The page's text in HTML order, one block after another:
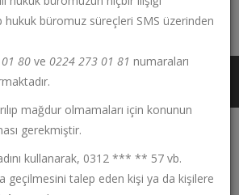
Korutürk Caddesi No:133 Kat: 1 Daire:6
büromuz süreçleri SMS üzerinden
80 ve 0224 273 01 81 numaraları
mağdur olmamaları için konunun
gerekmiştir.
kullanarak, 0312 *** ** 57 vb.
geçilmesini talep eden kişi ya da kişilere